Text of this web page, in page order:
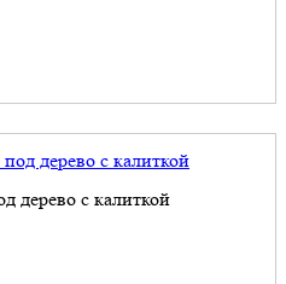
дерево с калиткой